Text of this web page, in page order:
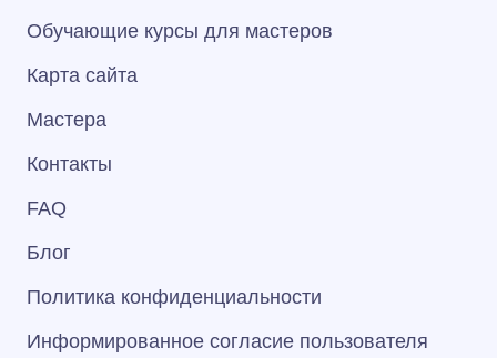
Обучающие курсы для мастеров
Карта сайта
Мастера
Контакты
FAQ
Блог
Политика конфиденциальности
Информированное согласие пользователя